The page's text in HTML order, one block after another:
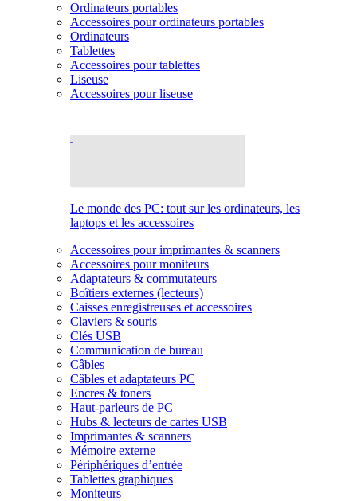
Ordinateurs portables
Accessoires pour ordinateurs portables
Ordinateurs
Tablettes
Accessoires pour tablettes
Liseuse
Accessoires pour liseuse
Le monde des PC: tout sur les ordinateurs, les
laptops et les accessoires
Accessoires pour imprimantes & scanners
Accessoires pour moniteurs
Adaptateurs & commutateurs
Boîtiers externes (lecteurs)
Caisses enregistreuses et accessoires
Claviers & souris
Clés USB
Communication de bureau
Câbles
Câbles et adaptateurs PC
Encres & toners
Haut-parleurs de PC
Hubs & lecteurs de cartes USB
Imprimantes & scanners
Mémoire externe
Périphériques d’entrée
Tablettes graphiques
Moniteurs